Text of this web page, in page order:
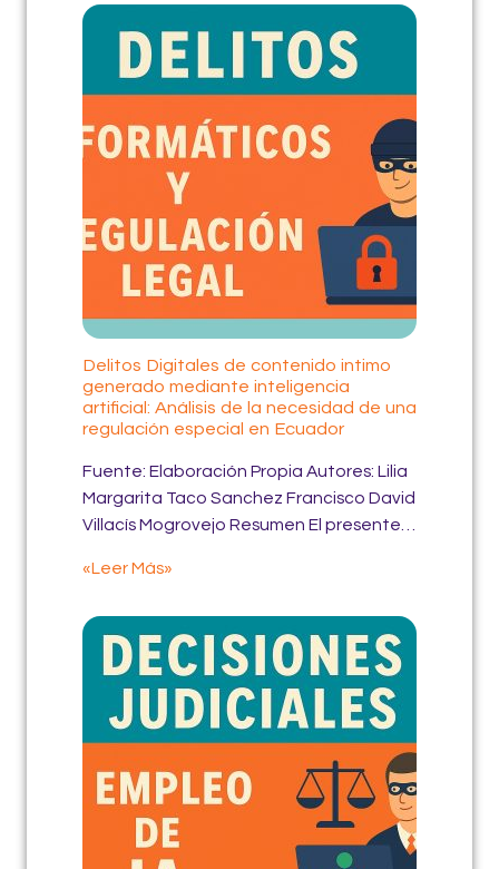
Delitos Digitales de contenido intimo
generado mediante inteligencia
artificial: Análisis de la necesidad de una
regulación especial en Ecuador
Fuente: Elaboración Propia Autores: Lilia
Margarita Taco Sanchez Francisco David
Villacís Mogrovejo Resumen El presente…
«Leer Más»